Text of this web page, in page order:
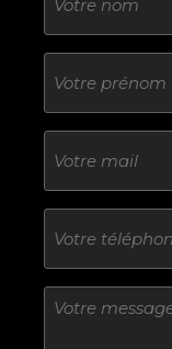
Sans
titre
E-
mail
Téléphone
Sans
titre